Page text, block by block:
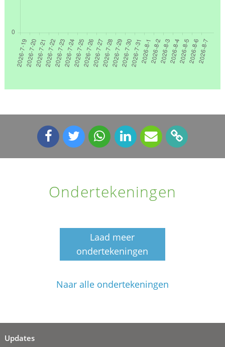
Ondertekeningen
Laad meer
ondertekeningen
Naar alle ondertekeningen
Updates